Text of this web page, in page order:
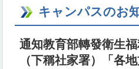
キャンパスのお
通知教育部轉發衛生
（下稱社家署）「各